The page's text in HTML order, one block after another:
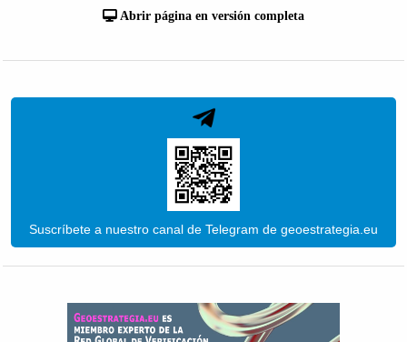
Abrir página en versión completa
Suscríbete a nuestro canal de Telegram de geoestrategia.eu